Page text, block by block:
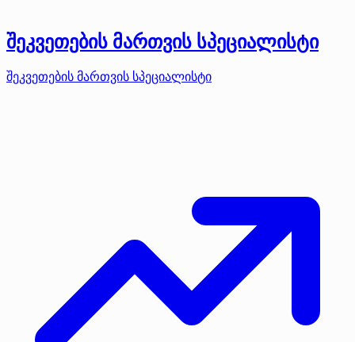
შეკვეთების მართვის სპეციალისტი
შეკვეთების მართვის სპეციალისტი